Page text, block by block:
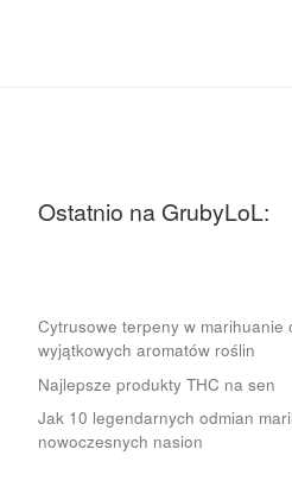
Ostatnio na GrubyLoL:
Cytrusowe terpeny w marihuanie
wyjątkowych aromatów roślin
Najlepsze produkty THC na sen
Jak 10 legendarnych odmian
nowoczesnych nasion